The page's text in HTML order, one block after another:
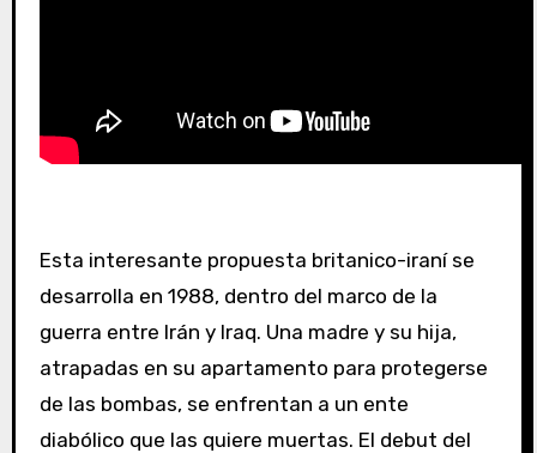
Esta interesante propuesta britanico-iraní se
desarrolla en 1988, dentro del marco de la
guerra entre Irán y Iraq. Una madre y su hija,
atrapadas en su apartamento para protegerse
de las bombas, se enfrentan a un ente
diabólico que las quiere muertas. El debut del